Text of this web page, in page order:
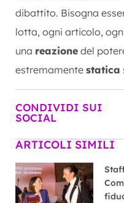
dibattito. Bisogna
lotta, ogni articolo,
una reazione del
estremamente statica
CONDIVIDI SUI
SOCIAL
ARTICOLI SIMILI